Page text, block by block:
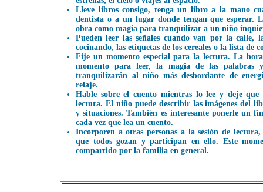
Lleve libros consigo, tenga un libro a la mano
dentista o a un lugar donde tengan que esperar.
obra como magia para tranquilizar a un niño
Pueden leer las señales cuando van por la calle,
cocinando, las etiquetas de los cereales o la lista de
Fije un momento especial para la lectura. La
momento para leer, la magia de las palabras
tranquilizarán al niño más desbordante de
relaje.
Hable sobre el cuento mientras lo lee y deje
lectura. El niño puede describir las imágenes del
y situaciones. También es interesante ponerle un
cada vez que lea un cuento.
Incorporen a otras personas a la sesión de
que todos gozan y participan en ello. Este
compartido por la familia en general.